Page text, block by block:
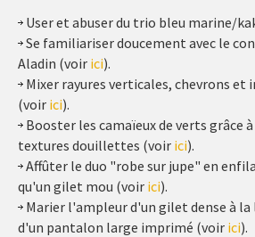
User et abuser du trio bleu marine/
Se familiariser doucement avec le
Aladin (voir ici).
Mixer rayures verticales, chevrons et
(voir ici).
Booster les camaïeux de verts grâce
textures douillettes (voir ici).
Affûter le duo "robe sur jupe" en
qu'un gilet mou (voir ici).
Marier l'ampleur d'un gilet dense à
d'un pantalon large imprimé (voir ici).